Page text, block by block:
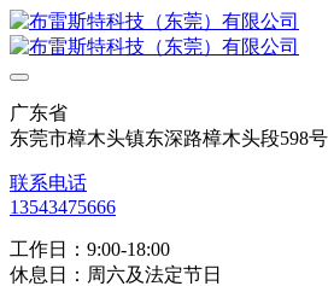
广东省
东莞市樟木头镇东深路樟木头段598
联系电话
13543475666
工作日：9:00-18:00
休息日：周六及法定节日